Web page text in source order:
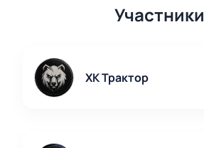
Участники
ХК Трактор